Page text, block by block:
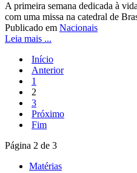
A primeira semana dedicada à
com uma missa na catedral de
Publicado em Nacionais
Leia mais ...
Início
Anterior
1
2
3
Próximo
Fim
Página 2 de 3
Matérias